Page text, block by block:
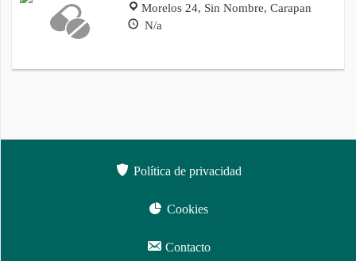
Morelos 24, Sin Nombre, Carapan
N/a
Política de privacidad
Cookies
Contacto